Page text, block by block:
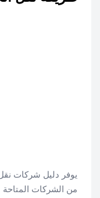
يوفر دليل شركات نقل
من الشركات المتاحة